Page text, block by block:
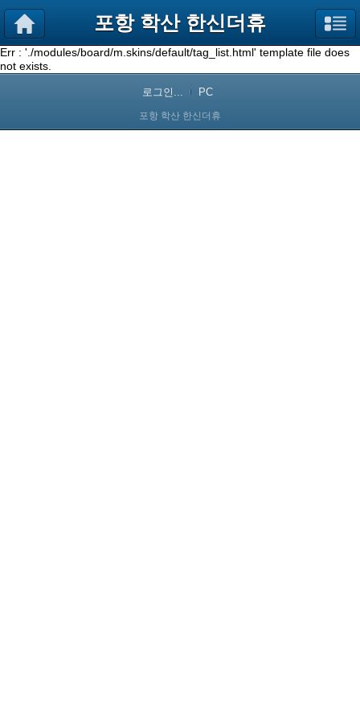
포항 학산 한신더휴
Err : './modules/board/m.skins/default/tag_list.html' template file does
not exists.
로그인... PC
포항 학산 한신더휴